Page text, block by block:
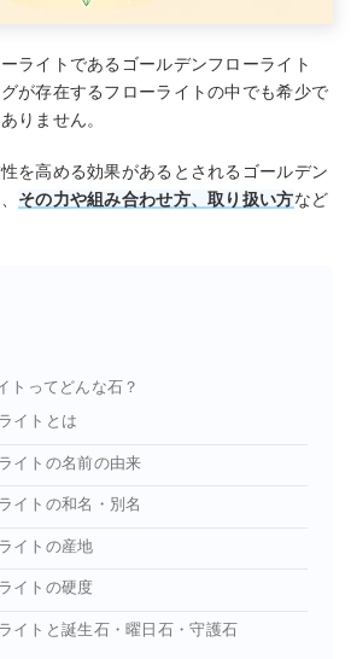
ライトであるゴールデンフローライト
が存在するフローライトの中でも希少で
りません。
を高める効果があるとされるゴールデン
その力や組み合わせ方、取り扱い方など
トってどんな石？
イトとは
イトの名前の由来
イトの和名・別名
イトの産地
イトの硬度
イトと誕生石・曜日石・守護石